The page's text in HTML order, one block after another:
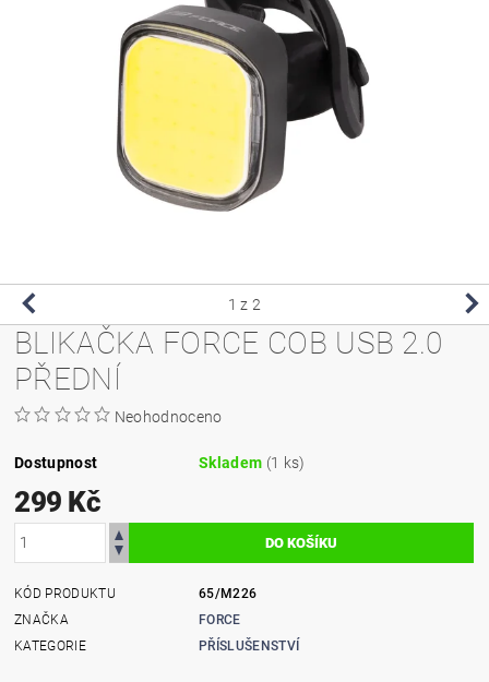
1 z 2
BLIKAČKA FORCE COB USB 2.0
PŘEDNÍ
Neohodnoceno
Dostupnost Skladem (1 ks)
299 Kč
KÓD PRODUKTU
65/M226
ZNAČKA
FORCE
KATEGORIE
PŘÍSLUŠENSTVÍ